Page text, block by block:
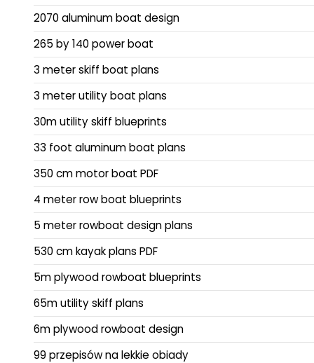
2070 aluminum boat design
265 by 140 power boat
3 meter skiff boat plans
3 meter utility boat plans
30m utility skiff blueprints
33 foot aluminum boat plans
350 cm motor boat PDF
4 meter row boat blueprints
5 meter rowboat design plans
530 cm kayak plans PDF
5m plywood rowboat blueprints
65m utility skiff plans
6m plywood rowboat design
99 przepisów na lekkie obiady